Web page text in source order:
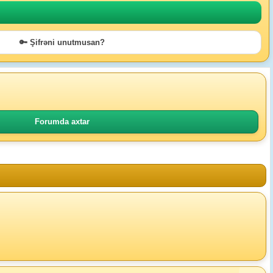
🔑 Şifrəni unutmusan?
Forumda axtar